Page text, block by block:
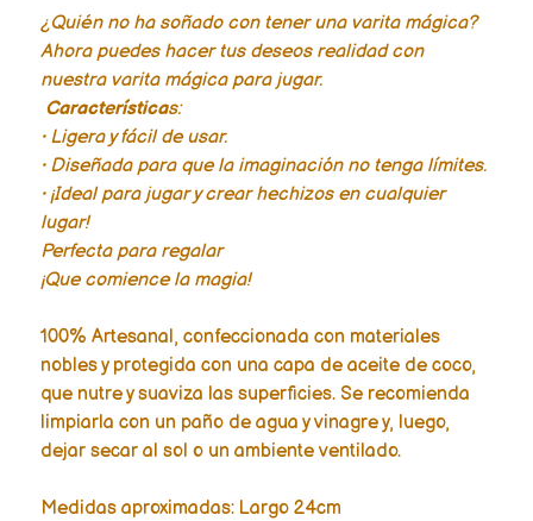
¿Quién no ha soñado con tener una varita mágica?
Ahora puedes hacer tus deseos realidad con
nuestra varita mágica para jugar.
Características:
• Ligera y fácil de usar.
• Diseñada para que la imaginación no tenga límites.
• ¡Ideal para jugar y crear hechizos en cualquier
lugar!
Perfecta para regalar
¡Que comience la magia!
100% Artesanal, confeccionada con materiales
nobles y protegida con una capa de aceite de coco,
que nutre y suaviza las superficies. Se recomienda
limpiarla con un paño de agua y vinagre y, luego,
dejar secar al sol o un ambiente ventilado.
Medidas aproximadas: Largo 24cm